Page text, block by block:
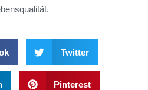
Twitter
Pinterest